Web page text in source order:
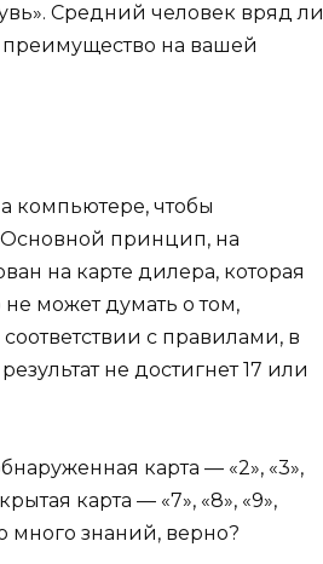
Средний человек вряд ли
преимущество на вашей
компьютере, чтобы
Основной принцип, на
на карте дилера, которая
может думать о том,
с правилами, в
не достигнет 17 или
карта — «2», «3»,
карта — «7», «8», «9»,
много знаний, верно?